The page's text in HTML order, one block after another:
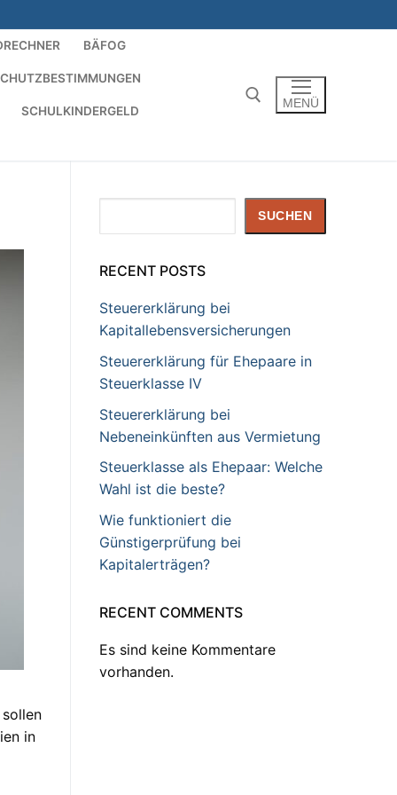
BÄFOG
SCHULKINDERGELD
MENÜ
in
SUCHEN
RECENT POSTS
Steuererklärung bei
Kapitallebensversicherungen
Steuererklärung für Ehepaare in
Steuerklasse IV
Steuererklärung bei
Nebeneinkünften aus Vermietung
Steuerklasse als Ehepaar: Welche
Wahl ist die beste?
Wie funktioniert die
Günstigerprüfung bei
Kapitalerträgen?
RECENT COMMENTS
Es sind keine Kommentare
vorhanden.